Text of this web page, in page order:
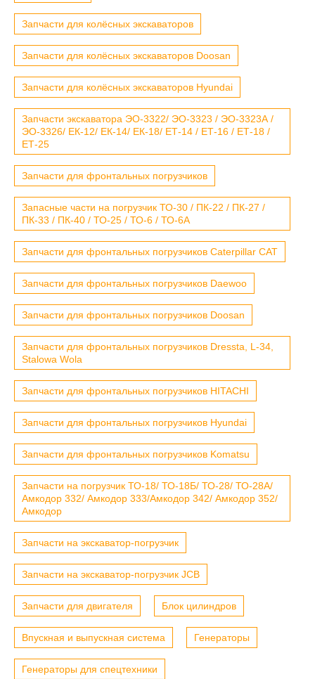
Запчасти для колёсных экскаваторов
Запчасти для колёсных экскаваторов Doosan
Запчасти для колёсных экскаваторов Hyundai
Запчасти экскаватора ЭО-3322/ ЭО-3323 / ЭО-3323А /
ЭО-3326/ ЕК-12/ ЕК-14/ ЕК-18/ ЕТ-14 / ЕТ-16 / ЕТ-18 /
ЕТ-25
Запчасти для фронтальных погрузчиков
Запасные части на погрузчик ТО-30 / ПК-22 / ПК-27 /
ПК-33 / ПК-40 / ТО-25 / ТО-6 / ТО-6А
Запчасти для фронтальных погрузчиков Caterpillar CAT
Запчасти для фронтальных погрузчиков Daewoo
Запчасти для фронтальных погрузчиков Doosan
Запчасти для фронтальных погрузчиков Dressta, L-34,
Stalowa Wola
Запчасти для фронтальных погрузчиков HITACHI
Запчасти для фронтальных погрузчиков Hyundai
Запчасти для фронтальных погрузчиков Komatsu
Запчасти на погрузчик ТО-18/ ТО-18Б/ ТО-28/ ТО-28А/
Амкодор 332/ Амкодор 333/Амкодор 342/ Амкодор 352/
Амкодор
Запчасти на экскаватор-погрузчик
Запчасти на экскаватор-погрузчик JCB
Запчасти для двигателя Блок цилиндров
Впускная и выпускная система Генераторы
Генераторы для спецтехники